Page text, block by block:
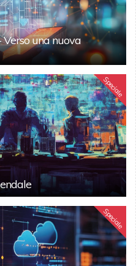
Verso una nuova
Speciale
Speciale